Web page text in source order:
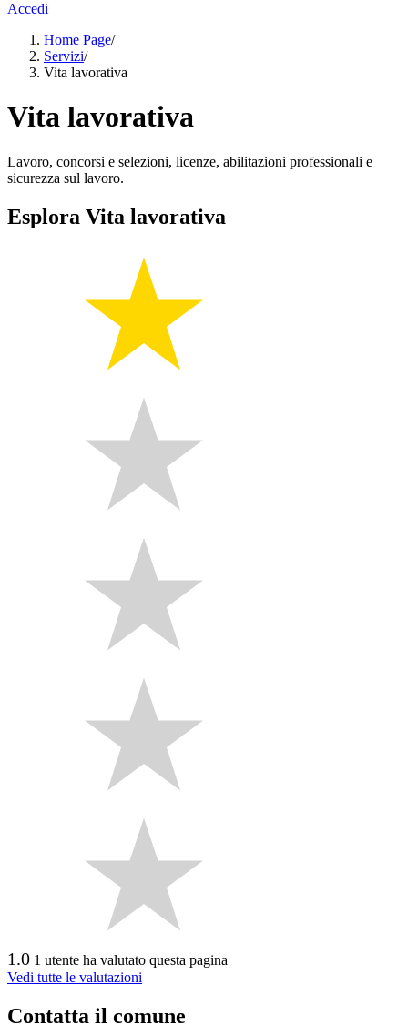
Accedi
Home Page/
Servizi/
Vita lavorativa
Vita lavorativa
Lavoro, concorsi e selezioni, licenze, abilitazioni professionali e
sicurezza sul lavoro.
Esplora Vita lavorativa
1.0 1 utente ha valutato questa pagina
Vedi tutte le valutazioni
Contatta il comune